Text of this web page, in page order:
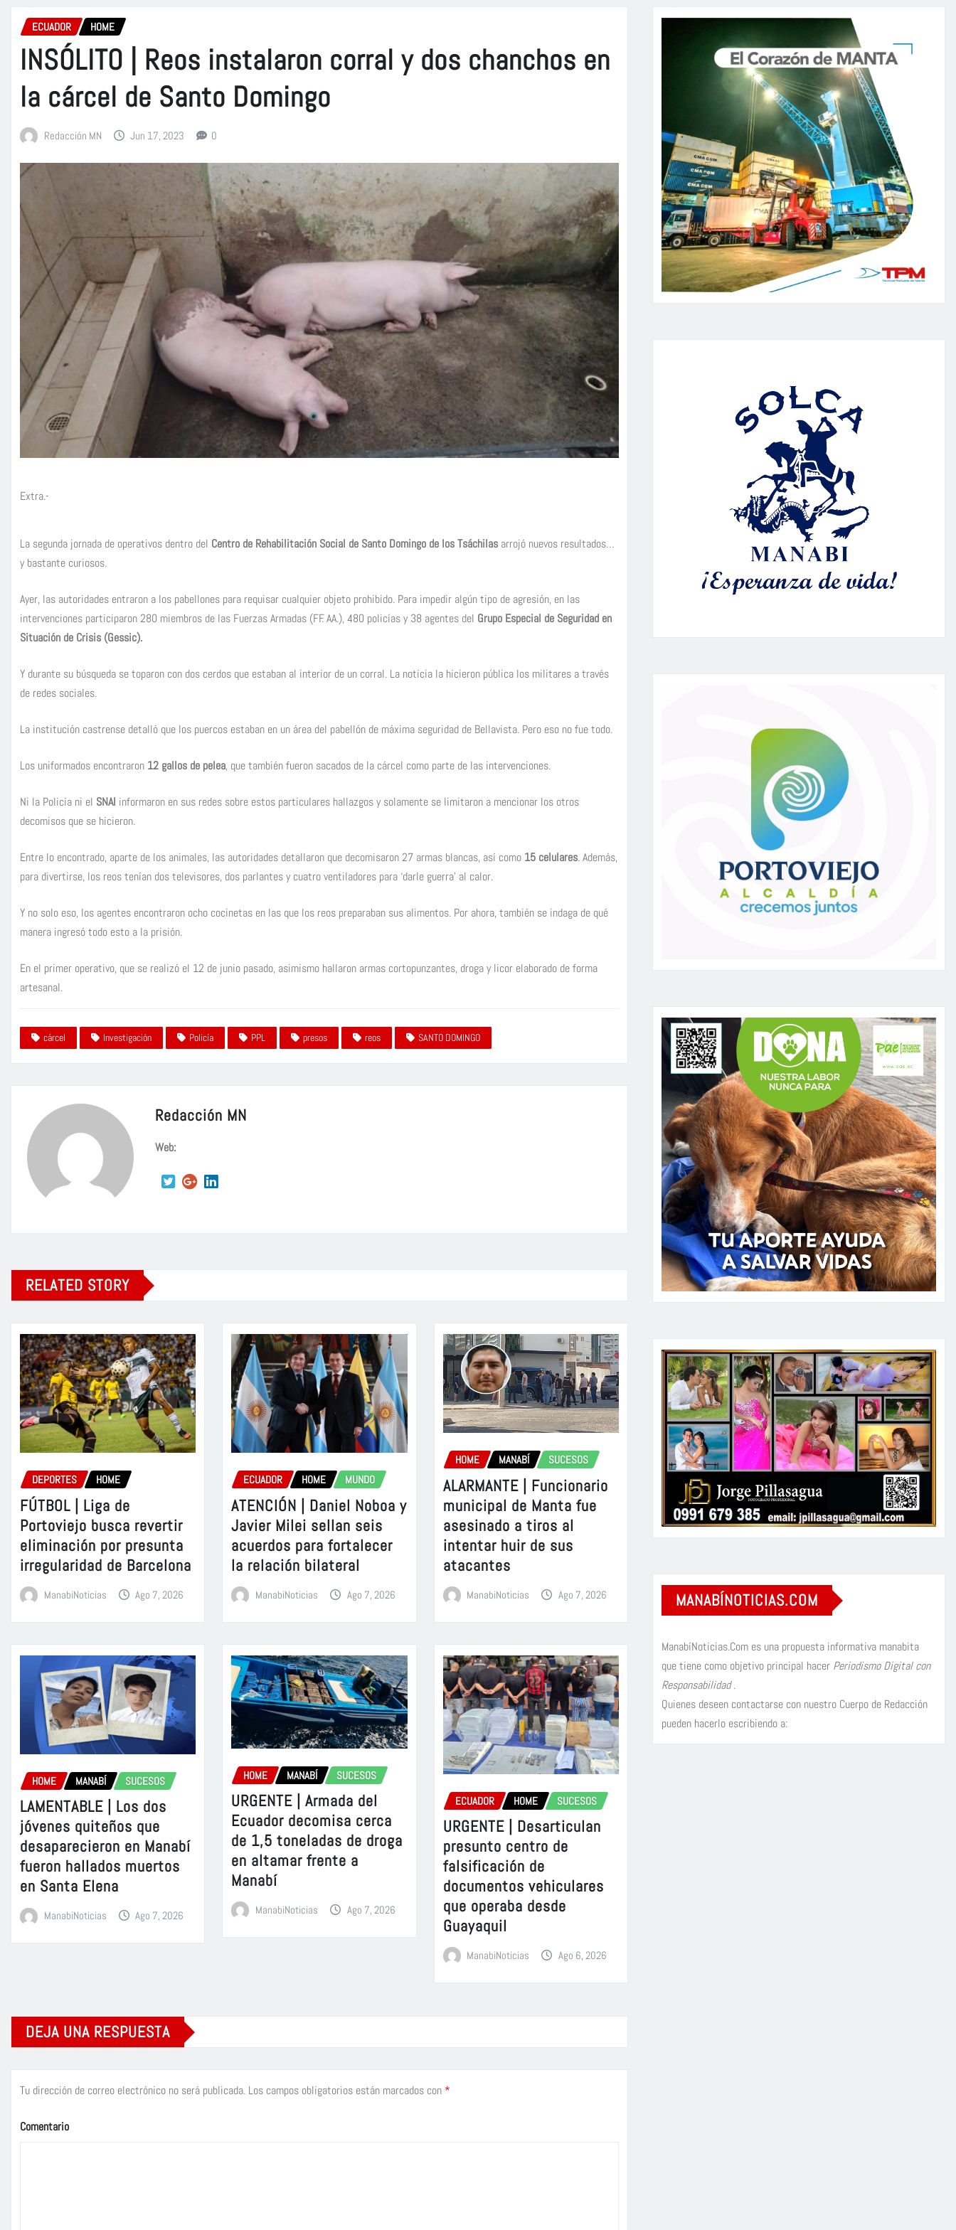
ECUADOR HOME
INSÓLITO | Reos instalaron corral y dos chanchos en
la cárcel de Santo Domingo
Redacción MN Jun 17, 2023 0
Extra.-
La segunda jornada de operativos dentro del Centro de Rehabilitación Social de Santo Domingo de los Tsáchilas arrojó nuevos resultados…
y bastante curiosos.
Ayer, las autoridades entraron a los pabellones para requisar cualquier objeto prohibido. Para impedir algún tipo de agresión, en las
intervenciones participaron 280 miembros de las Fuerzas Armadas (FF. AA.), 480 policías y 38 agentes del Grupo Especial de Seguridad en
Situación de Crisis (Gessic).
Y durante su búsqueda se toparon con dos cerdos que estaban al interior de un corral. La noticia la hicieron pública los militares a través
de redes sociales.
La institución castrense detalló que los puercos estaban en un área del pabellón de máxima seguridad de Bellavista. Pero eso no fue todo.
Los uniformados encontraron 12 gallos de pelea, que también fueron sacados de la cárcel como parte de las intervenciones.
Ni la Policía ni el SNAI informaron en sus redes sobre estos particulares hallazgos y solamente se limitaron a mencionar los otros
decomisos que se hicieron.
Entre lo encontrado, aparte de los animales, las autoridades detallaron que decomisaron 27 armas blancas, así como 15 celulares. Además,
para divertirse, los reos tenían dos televisores, dos parlantes y cuatro ventiladores para ‘darle guerra’ al calor.
Y no solo eso, los agentes encontraron ocho cocinetas en las que los reos preparaban sus alimentos. Por ahora, también se indaga de qué
manera ingresó todo esto a la prisión.
En el primer operativo, que se realizó el 12 de junio pasado, asimismo hallaron armas cortopunzantes, droga y licor elaborado de forma
artesanal.
cárcel Investigación Policía PPL presos reos SANTO DOMINGO
Redacción MN
Web:
RELATED STORY
DEPORTES HOME
FÚTBOL | Liga de
Portoviejo busca revertir
eliminación por presunta
irregularidad de Barcelona
ManabiNoticias Ago 7, 2026
ECUADOR HOME MUNDO
ATENCIÓN | Daniel Noboa y
Javier Milei sellan seis
acuerdos para fortalecer
la relación bilateral
ManabiNoticias Ago 7, 2026
HOME MANABÍ SUCESOS
ALARMANTE | Funcionario
municipal de Manta fue
asesinado a tiros al
intentar huir de sus
atacantes
ManabiNoticias Ago 7, 2026
HOME MANABÍ SUCESOS
LAMENTABLE | Los dos
jóvenes quiteños que
desaparecieron en Manabí
fueron hallados muertos
en Santa Elena
ManabiNoticias Ago 7, 2026
HOME MANABÍ SUCESOS
URGENTE | Armada del
Ecuador decomisa cerca
de 1,5 toneladas de droga
en altamar frente a
Manabí
ManabiNoticias Ago 7, 2026
ECUADOR HOME SUCESOS
URGENTE | Desarticulan
presunto centro de
falsificación de
documentos vehiculares
que operaba desde
Guayaquil
ManabiNoticias Ago 6, 2026
DEJA UNA RESPUESTA
Tu dirección de correo electrónico no será publicada. Los campos obligatorios están marcados con *
Comentario
MANABÍNOTICIAS.COM
ManabíNoticias.Com es una propuesta informativa manabita
que tiene como objetivo principal hacer Periodismo Digital con
Responsabilidad.
Quienes deseen contactarse con nuestro Cuerpo de Redacción
pueden hacerlo escribiendo a: